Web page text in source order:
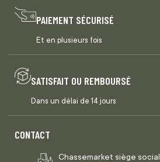
PAIEMENT SÉCURISÉ
Et en plusieurs fois
SATISFAIT OU REMBOURSÉ
Dans un délai de 14 jours
CONTACT
Chassemarket siège social